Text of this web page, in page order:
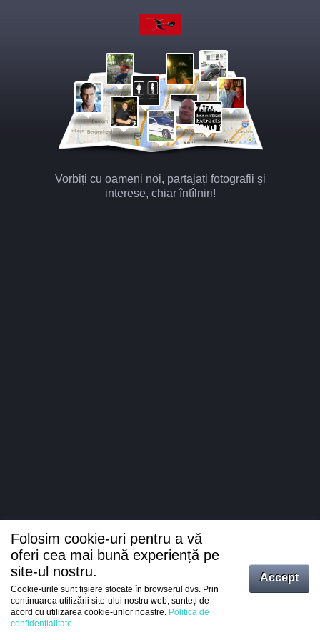
Vorbiți cu oameni noi, partajați fotografii și
interese, chiar întîlniri!
Intrați
Folosim cookie-uri pentru a vă
oferi cea mai bună experiență pe
site-ul nostru.
Cookie-urile sunt fișiere stocate în browserul dvs. Prin
continuarea utilizării site-ului nostru web, sunteți de
acord cu utilizarea cookie-urilor noastre. Politica de
confidențialitate
Accept